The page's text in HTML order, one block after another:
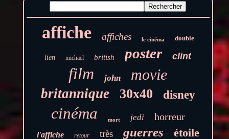
affiche affiches le cinéma double
lien michael british poster clint
film john movie
britannique 30x40 disney
cinéma mort jedi horreur
l'affiche retour très guerres étoile